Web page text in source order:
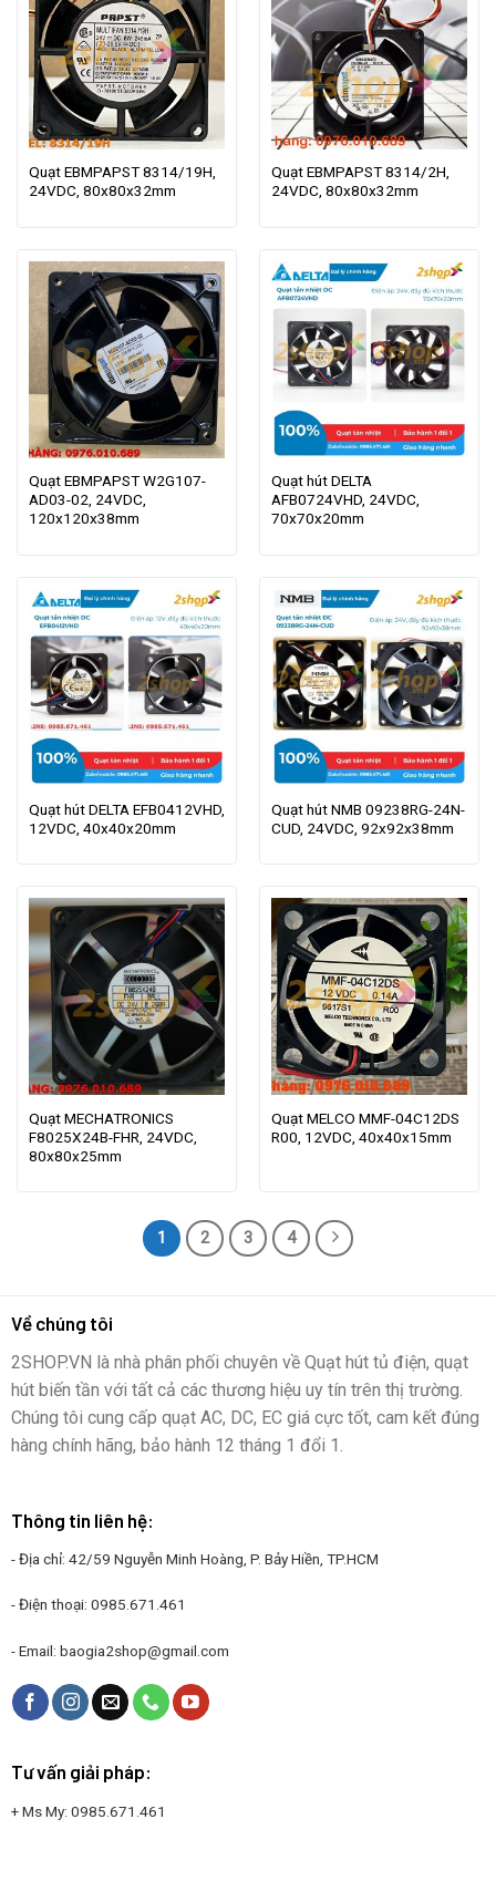
Quạt EBMPAPST 8314/19H,
24VDC, 80x80x32mm
Quạt EBMPAPST 8314/2H,
24VDC, 80x80x32mm
Quạt EBMPAPST W2G107-
AD03-02, 24VDC,
120x120x38mm
Quạt hút DELTA
AFB0724VHD, 24VDC,
70x70x20mm
Quạt hút DELTA EFB0412VHD,
12VDC, 40x40x20mm
Quạt hút NMB 09238RG-24N-
CUD, 24VDC, 92x92x38mm
Quạt MECHATRONICS
F8025X24B-FHR, 24VDC,
80x80x25mm
Quạt MELCO MMF-04C12DS
R00, 12VDC, 40x40x15mm
1 2 3 4
Về chúng tôi
2SHOP.VN là nhà phân phối chuyên về Quạt hút tủ điện, quạt
hút biến tần với tất cả các thương hiệu uy tín trên thị trường.
Chúng tôi cung cấp quạt AC, DC, EC giá cực tốt, cam kết đúng
hàng chính hãng, bảo hành 12 tháng 1 đổi 1.
Thông tin liên hệ:
- Địa chỉ: 42/59 Nguyễn Minh Hoàng, P. Bảy Hiền, TP.HCM
- Điện thoại: 0985.671.461
- Email: baogia2shop@gmail.com
Tư vấn giải pháp:
+ Ms My: 0985.671.461